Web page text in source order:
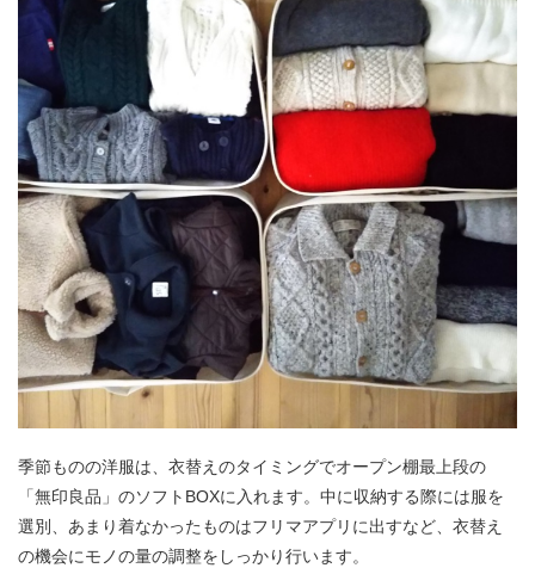
季節ものの洋服は、衣替えのタイミングでオープン棚最上段の
「無印良品」のソフトBOXに入れます。中に収納する際には服を
選別、あまり着なかったものはフリマアプリに出すなど、衣替え
の機会にモノの量の調整をしっかり行います。